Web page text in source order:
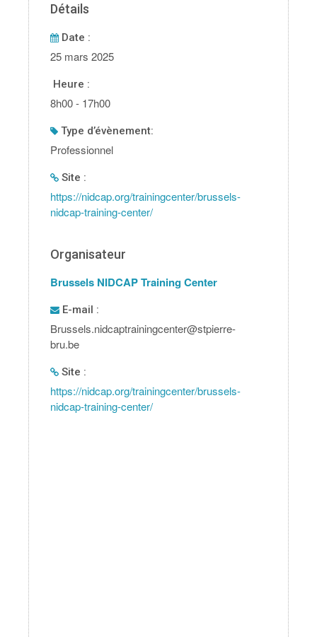
Détails
Date :
25 mars 2025
Heure :
8h00 - 17h00
type d’évènement:
Professionnel
Site :
https://nidcap.org/trainingcenter/brussels-
nidcap-training-center/
Organisateur
Brussels NIDCAP Training Center
E-mail :
Brussels.nidcaptrainingcenter@stpierre-
bru.be
Site :
https://nidcap.org/trainingcenter/brussels-
nidcap-training-center/